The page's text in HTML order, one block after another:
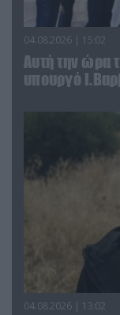
04.08.2026 | 15:02
Αυτή την ώρα
υπουργό
04.08.2026 | 13:02